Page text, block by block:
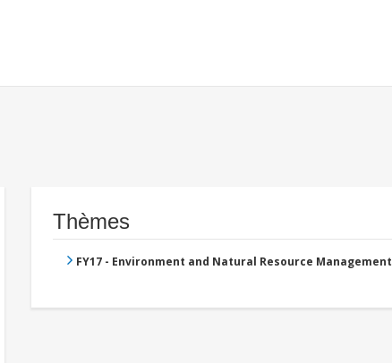
Thèmes
FY17 - Environment and Natural Resource Management